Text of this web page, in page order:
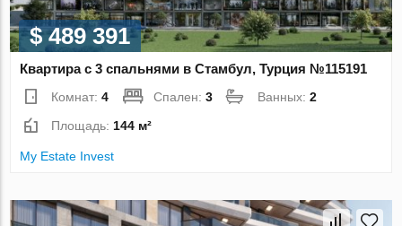
$ 489 391
Квартира с 3 спальнями в Стамбул, Турция №115191
Комнат:4 Спален:3 Ванных:2
Площадь: 144 м²
My Estate Invest